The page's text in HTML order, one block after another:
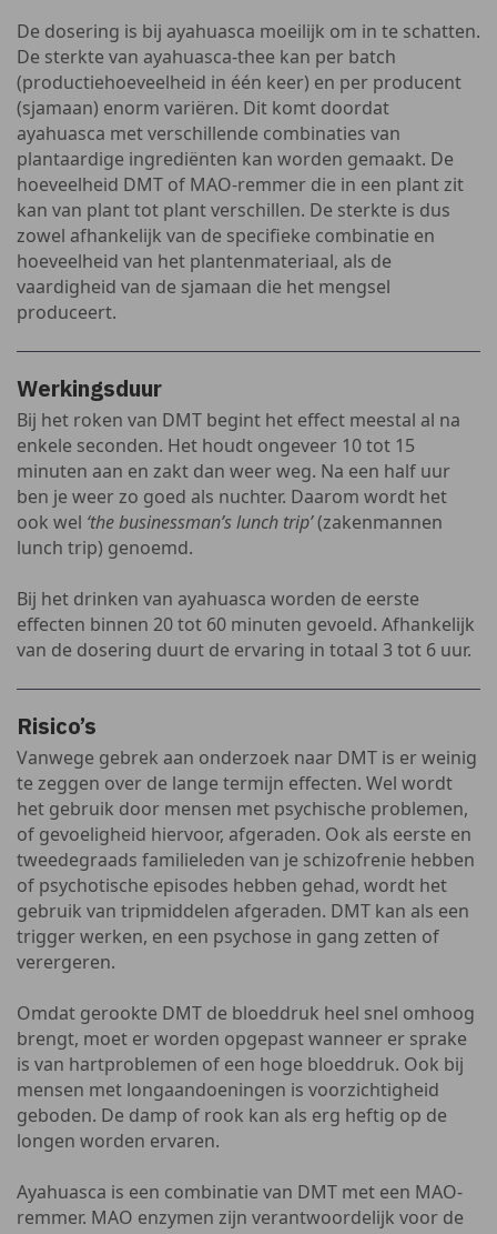
De dosering is bij ayahuasca moeilijk om in te schatten.
De sterkte van ayahuasca-thee kan per batch
(productiehoeveelheid in één keer) en per producent
(sjamaan) enorm variëren. Dit komt doordat
ayahuasca met verschillende combinaties van
plantaardige ingrediënten kan worden gemaakt. De
hoeveelheid DMT of MAO-remmer die in een plant zit
kan van plant tot plant verschillen. De sterkte is dus
zowel afhankelijk van de specifieke combinatie en
hoeveelheid van het plantenmateriaal, als de
vaardigheid van de sjamaan die het mengsel
produceert.
Werkingsduur
Bij het roken van DMT begint het effect meestal al na
enkele seconden. Het houdt ongeveer 10 tot 15
minuten aan en zakt dan weer weg. Na een half uur
ben je weer zo goed als nuchter. Daarom wordt het
ook wel ‘the businessman’s lunch trip’(zakenmannen
lunch trip) genoemd.
Bij het drinken van ayahuasca worden de eerste
effecten binnen 20 tot 60 minuten gevoeld. Afhankelijk
van de dosering duurt de ervaring in totaal 3 tot 6 uur.
Risico’s
Vanwege gebrek aan onderzoek naar DMT is er weinig
te zeggen over de lange termijn effecten. Wel wordt
het gebruik door mensen met psychische problemen,
of gevoeligheid hiervoor, afgeraden. Ook als eerste en
tweedegraads familieleden van je schizofrenie hebben
of psychotische episodes hebben gehad, wordt het
gebruik van tripmiddelen afgeraden. DMT kan als een
trigger werken, en een psychose in gang zetten of
verergeren.
Omdat gerookte DMT de bloeddruk heel snel omhoog
brengt, moet er worden opgepast wanneer er sprake
is van hartproblemen of een hoge bloeddruk. Ook bij
mensen met longaandoeningen is voorzichtigheid
geboden. De damp of rook kan als erg heftig op de
longen worden ervaren.
Ayahuasca is een combinatie van DMT met een MAO-
remmer. MAO enzymen zijn verantwoordelijk voor de